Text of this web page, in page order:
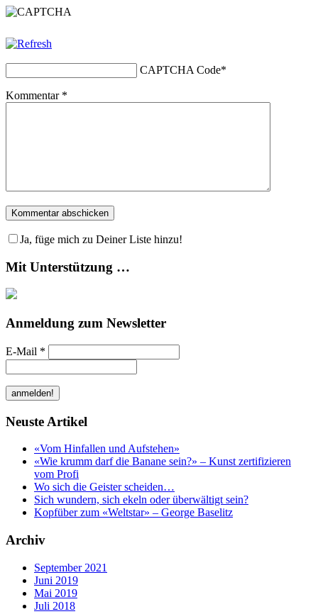
CAPTCHA Code*
Kommentar *
Ja, füge mich zu Deiner Liste hinzu!
Mit Unterstützung …
Anmeldung zum Newsletter
E-Mail *
Neuste Artikel
«Vom Hinfallen und Aufstehen»
«Wie krumm darf die Banane sein?» – Kunst zertifizieren
vom Profi
Wo sich die Geister scheiden…
Sich wundern, sich ekeln oder überwältigt sein?
Kopfüber zum «Weltstar» – George Baselitz
Archiv
September 2021
Juni 2019
Mai 2019
Juli 2018